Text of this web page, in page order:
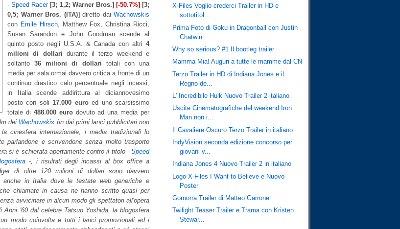
-Speed Racer [3; 1,2; Warner Bros.] [-50.7%] [3;
0,5; Warner Bros. (ITA)] diretto dai Wachowskis
con Emile Hirsch , Matthew Fox, Christina Ricci,
Susan Sarandon e John Goodman scende al
quinto posto negli U.S.A. & Canada con altri 4
milioni di dollari durante il terzo weekend e
soltanto36 milioni di dollari totali con una
media per sala ormai davvero critica a fronte di un
continuo drastico calo percentuale negli incassi,
in Italia scende addirittura al diciannovesimo
posto con soli 17.000 euroed uno scarsissimo
totale di 488.000 eurodovuto ad una media per
dei Wachowskis fin dai primi lanci pubblicitari non
cinesfera internazionale, i media tradizionali lo
parlandone e scrivendone senza molto trasporto
si è schierata apertamente contro il titolo - Speed
-, i risultati degli incassi al box office a
di oltre 120 milioni di dollari sono davvero
anche in Italia dove le testate web generiche e
chiamate in causa ne hanno scritto quasi per
avvicinare in alcun modo gli spettatori all'opera
Anni '60 dal celebre Tatsuo Yoshida, la blogosfera
modo coinvolta e tutti i lanci promozionali ed i
X-Files Voglio crederci Trailer in HD e
sottotitol...
Prima Foto di Goku in Dragonball con Justin
Chatwin
Why so serious? #1 Il bootleg trailer
Mamma Mia! Auguri a tutte le mamme dal CN
Terzo Trailer in HD di Indiana Jones e il
Regno de...
L' Incredibile Hulk Nuovo Trailer 2 italiano
Uscite Cinematografiche del weekend Iron
Man non i...
Il Cavaliere Oscuro Terzo Trailer in italiano
IndyVision seconda edizione concorso per
giovani v...
Indiana Jones 4 Nuovo Trailer 2 in italiano
Logo X-Files I Want to Believe e Nuovo
Poster
Gomorra Trailer di Matteo Garrone
Twilight Teaser Trailer e Trama con Kristen
Stewar...